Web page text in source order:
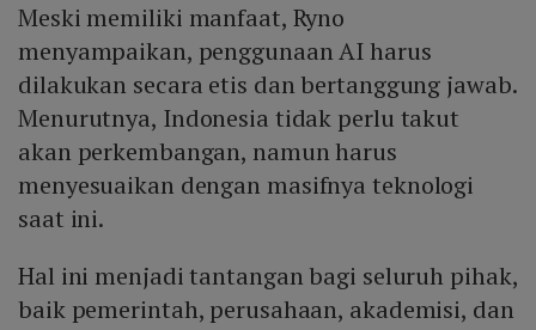
Meski memiliki manfaat, Ryno
menyampaikan, penggunaan AI harus
dilakukan secara etis dan bertanggung jawab.
Menurutnya, Indonesia tidak perlu takut
akan perkembangan, namun harus
menyesuaikan dengan masifnya teknologi
saat ini.
Hal ini menjadi tantangan bagi seluruh pihak,
baik pemerintah, perusahaan, akademisi, dan